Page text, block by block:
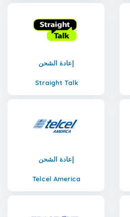
إعادة الشحن
Straight Talk
إعادة الشحن
Telcel America